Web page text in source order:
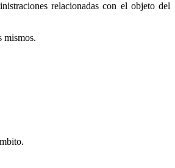
relacionadas con el objeto del
mismos.